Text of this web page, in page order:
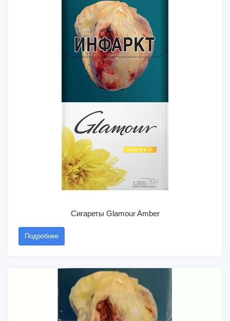
Сигареты Glamour Amber
Подробнее